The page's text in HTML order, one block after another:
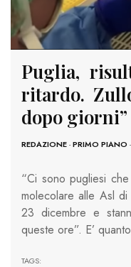
Puglia,
ritardo.
dopo giorni”
REDAZIONE-PRIMO PIANO
“Ci sono pugliesi
molecolare alle Asl
23 dicembre e
queste ore”. E’
TAGS: